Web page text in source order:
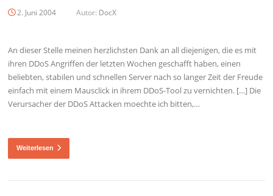
2. Juni 2004 Autor: DocX
An dieser Stelle meinen herzlichsten Dank an all diejenigen, die es mit
ihren DDoS Angriffen der letzten Wochen geschafft haben, einen
beliebten, stabilen und schnellen Server nach so langer Zeit der Freude
einfach mit einem Mausclick in ihrem DDoS-Tool zu vernichten. […] Die
Verursacher der DDoS Attacken moechte ich bitten,…
Weiterlesen